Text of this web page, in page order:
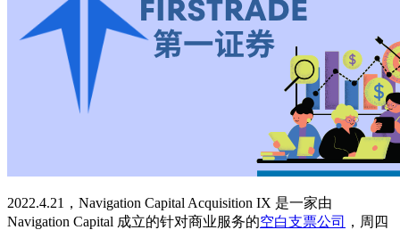
2022.4.21，Navigation Capital Acquisition IX 是一家由
Navigation Capital 成立的针对商业服务的空白支票公司
，周四